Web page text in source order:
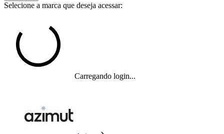
Selecione a marca que deseja acessar:
Carregando login...